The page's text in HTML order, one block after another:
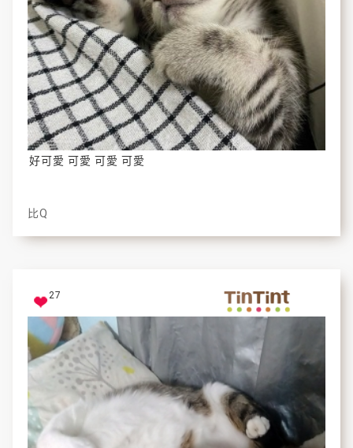
好可愛 可愛 可愛 可愛
比Q
27